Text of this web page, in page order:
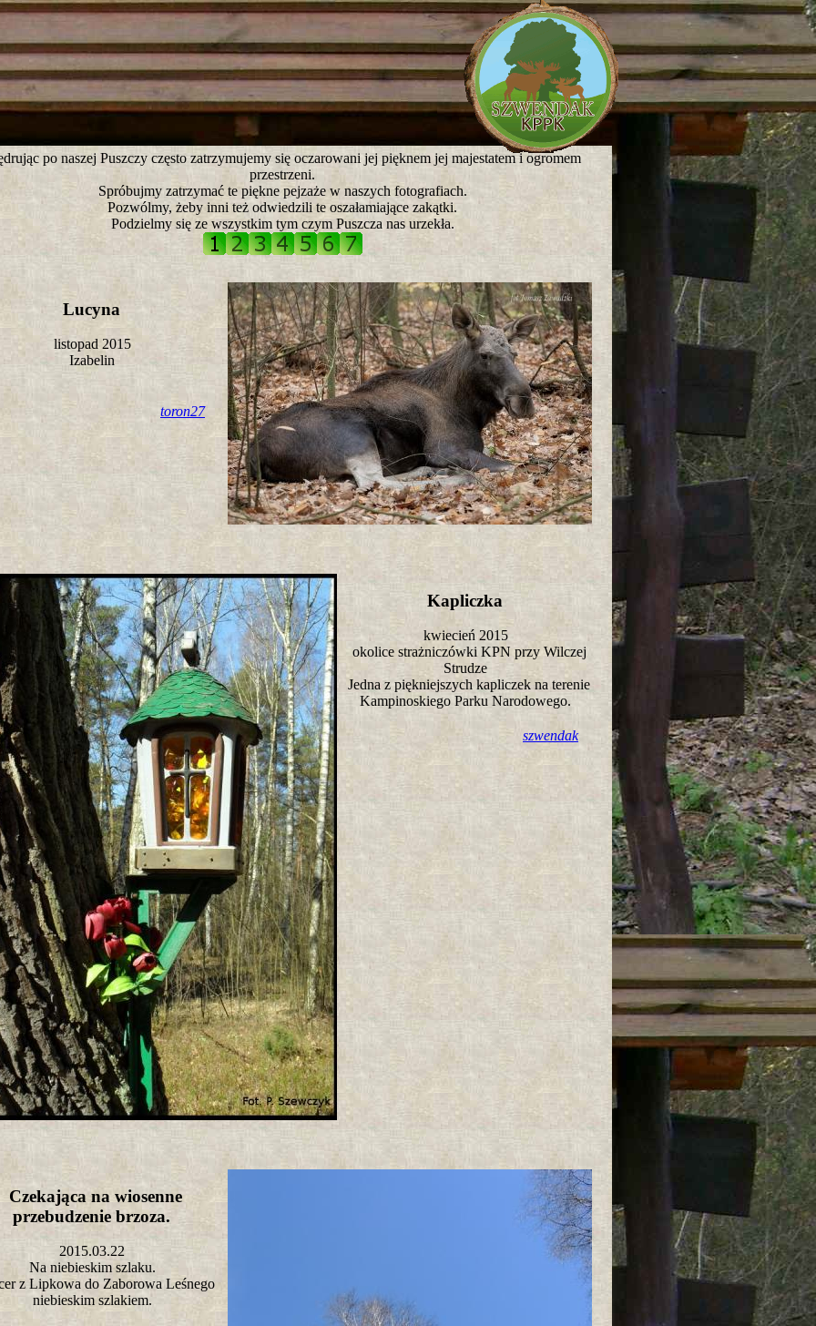
;)
po naszej Puszczy często zatrzymujemy się oczarowani jej pięknem jej majestatem i ogromem
przestrzeni.
Spróbujmy zatrzymać te piękne pejzaże w naszych fotografiach.
Pozwólmy, żeby inni też odwiedzili te oszałamiające zakątki.
Podzielmy się ze wszystkim tym czym Puszcza nas urzekła.
Lucyna
listopad 2015
Izabelin
toron27
Kapliczka
kwiecień 2015
okolice strażniczówki KPN przy Wilczej
Strudze
Jedna z piękniejszych kapliczek na terenie
Kampinoskiego Parku Narodowego.
szwendak
Czekająca na wiosenne
przebudzenie brzoza.
2015.03.22
Na niebieskim szlaku.
z Lipkowa do Zaborowa Leśnego
niebieskim szlakiem.